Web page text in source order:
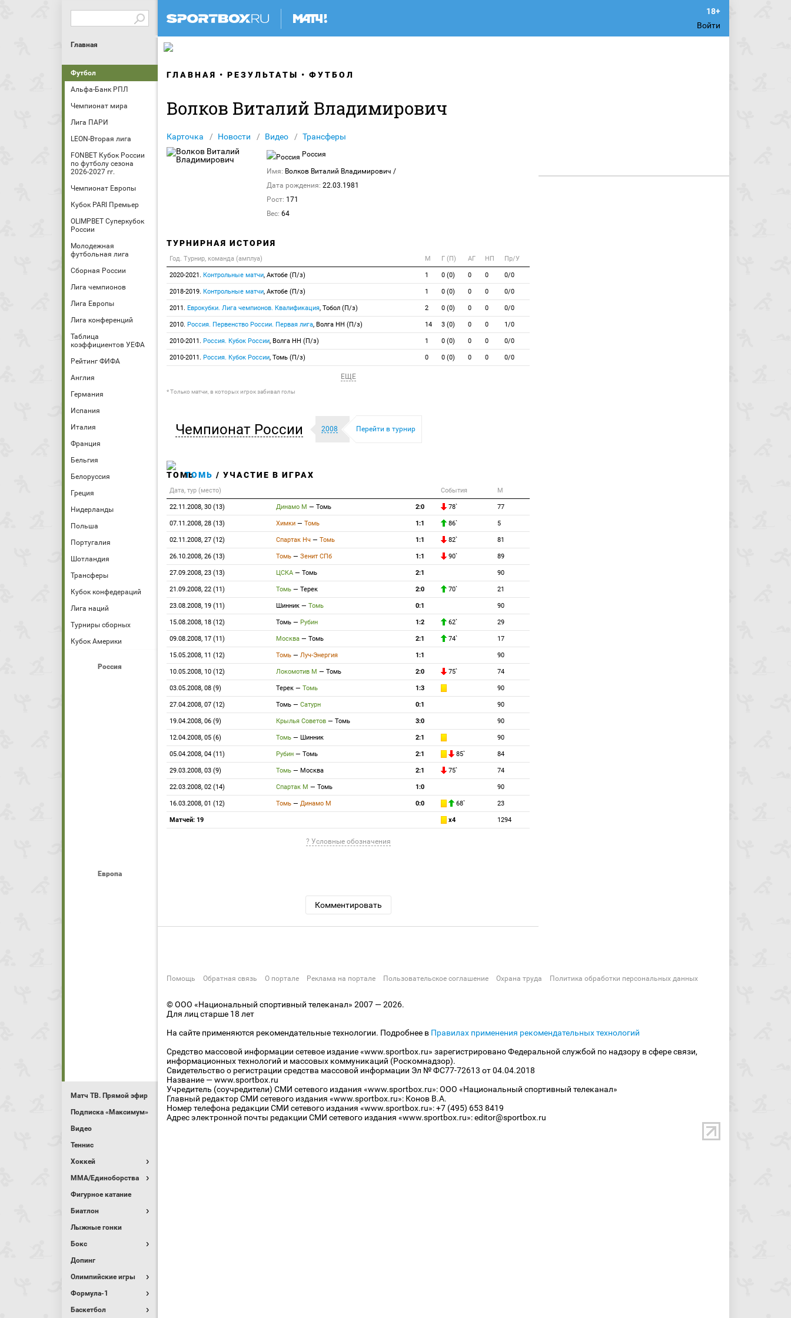
Войти
Главная
Футбол
Альфа-Банк РПЛ
Чемпионат мира
Лига ПАРИ
LEON-Вторая лига
FONBET Кубок России
по футболу сезона
2026-2027 гг.
Чемпионат Европы
Кубок PARI Премьер
OLIMPBET Суперкубок
России
Молодежная
футбольная лига
Сборная России
Лига чемпионов
Лига Европы
Лига конференций
Таблица
коэффициентов УЕФА
Рейтинг ФИФА
Англия
Германия
Испания
Италия
Франция
Бельгия
Белоруссия
Греция
Нидерланды
Польша
Португалия
Шотландия
Трансферы
Кубок конфедераций
Лига наций
Турниры сборных
Кубок Америки
Россия
Европа
Матч ТВ. Прямой эфир
Подписка «Максимум»
Видео
Теннис
Хоккей
MMA/Единоборства
Фигурное катание
Биатлон
Лыжные гонки
Бокс
Допинг
Олимпийские игры
Формула-1
Баскетбол
ГЛАВНАЯ РЕЗУЛЬТАТЫ ФУТБОЛ
Волков Виталий Владимирович
Карточка Новости Видео Трансферы
Россия
Имя: Волков Виталий Владимирович /
Дата рождения: 22.03.1981
Рост: 171
Вес: 64
ТУРНИРНАЯ ИСТОРИЯ
Год. Турнир, команда (амплуа) М Г (П) АГ НП Пр/У
2020-2021. Контрольные матчи, Актобе (П/з) 1 0 (0) 0 0 0/0
2018-2019. Контрольные матчи, Актобе (П/з) 1 0 (0) 0 0 0/0
2011. Еврокубки. Лига чемпионов. Квалификация, Тобол (П/з) 2 0 (0) 0 0 0/0
2010. Россия. Первенство России. Первая лига, Волга НН (П/з) 14 3 (0) 0 0 1/0
2010-2011. Россия. Кубок России, Волга НН (П/з) 1 0 (0) 0 0 0/0
2010-2011. Россия. Кубок России, Томь (П/з) 0 0 (0) 0 0 0/0
ЕЩЕ
* Только матчи, в которых игрок забивал голы
Чемпионат России 2008 Перейти в турнир
ТОМЬ / УЧАСТИЕ В ИГРАХ
Дата, тур (место) События М
22.11.2008, 30 (13) Динамо М — Томь 2:0 78` 77
07.11.2008, 28 (13) Химки — Томь 1:1 86` 5
02.11.2008, 27 (12) Спартак Нч — Томь 1:1 82` 81
26.10.2008, 26 (13) Томь — Зенит СПб 1:1 90` 89
27.09.2008, 23 (13) ЦСКА — Томь 2:1 90
21.09.2008, 22 (11) Томь — Терек 2:0 70` 21
23.08.2008, 19 (11) Шинник — Томь 0:1 90
15.08.2008, 18 (12) Томь — Рубин 1:2 62` 29
09.08.2008, 17 (11) Москва — Томь 2:1 74` 17
15.05.2008, 11 (12) Томь — Луч-Энергия 1:1 90
10.05.2008, 10 (12) Локомотив М — Томь 2:0 75` 74
03.05.2008, 08 (9) Терек — Томь 1:3 90
27.04.2008, 07 (12) Томь — Сатурн 0:1 90
19.04.2008, 06 (9) Крылья Советов — Томь 3:0 90
12.04.2008, 05 (6) Томь — Шинник 2:1 90
05.04.2008, 04 (11) Рубин — Томь 2:1 85` 84
29.03.2008, 03 (9) Томь — Москва 2:1 75` 74
22.03.2008, 02 (14) Спартак М — Томь 1:0 90
16.03.2008, 01 (12) Томь — Динамо М 0:0 68` 23
Матчей: 19 x4 1294
? Условные обозначения
Комментировать
Помощь Обратная связь О портале Реклама на портале Пользовательское соглашение Охрана труда Политика обработки персональных данных
© ООО «Национальный спортивный телеканал» 2007 — 2026.
Для лиц старше 18 лет
На сайте применяются рекомендательные технологии. Подробнее в Правилах применения рекомендательных технологий
Средство массовой информации сетевое издание «www.sportbox.ru» зарегистрировано Федеральной службой по надзору в сфере связи,
информационных технологий и массовых коммуникаций (Роскомнадзор).
Свидетельство о регистрации средства массовой информации Эл № ФС77-72613 от 04.04.2018
Название — www.sportbox.ru
Учредитель (соучредители) СМИ сетевого издания «www.sportbox.ru»: ООО «Национальный спортивный телеканал»
Главный редактор СМИ сетевого издания «www.sportbox.ru»: Конов В.А.
Номер телефона редакции СМИ сетевого издания «www.sportbox.ru»: +7 (495) 653 8419
Адрес электронной почты редакции СМИ сетевого издания «www.sportbox.ru»: editor@sportbox.ru